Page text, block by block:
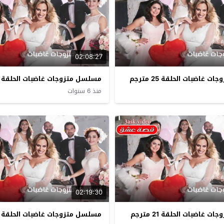
الحلقة 25 مترجم
02:08:27
مسلسل متزوجات غاضبات الحلقة 24
منذ 6 سنوات
الحلقة 21 مترجم
02:19:30
مسلسل متزوجات غاضبات الحلقة 20